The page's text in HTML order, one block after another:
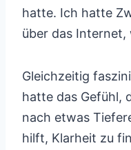
hatte. Ich hatte
über das Internet,
Gleichzeitig
hatte das Gefühl,
nach etwas
hilft, Klarheit zu